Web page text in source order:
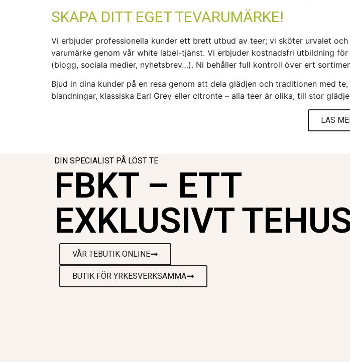
SKAPA DITT EGET TEVARUMÄRKE!
Vi erbjuder professionella kunder ett brett utbud av teer; vi sköter urvalet
varumärke genom vår white label-tjänst. Vi erbjuder kostnadsfri utbildning
(blogg, sociala medier, nyhetsbrev…). Ni behåller full kontroll över ert
Bjud in dina kunder på en resa genom att dela glädjen och traditionen med
blandningar, klassiska Earl Grey eller citronte – alla teer är olika, till stor
LÄS
DIN SPECIALIST PÅ LÖST TE
FBKT – ETT
EXKLUSIVT
VÅR TEBUTIK ONLINE
BUTIK FÖR YRKESVERKSAMMA